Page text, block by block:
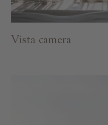
Vista camera